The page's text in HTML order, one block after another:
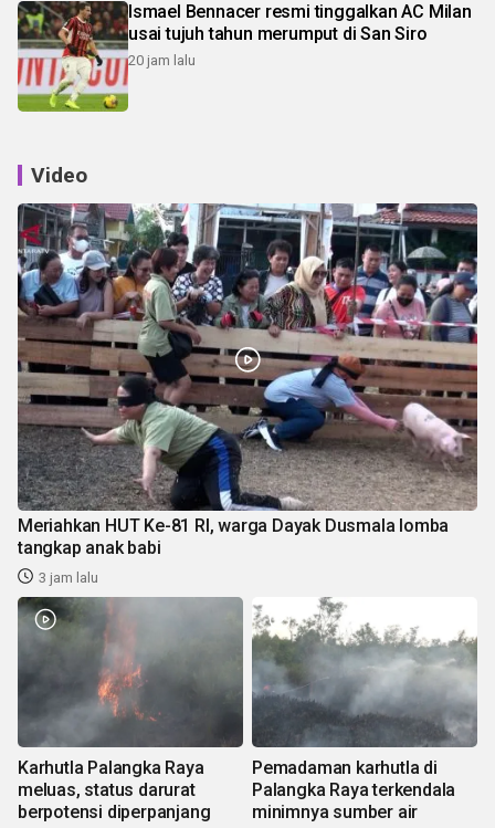
Ismael Bennacer resmi tinggalkan AC Milan
usai tujuh tahun merumput di San Siro
20 jam lalu
Video
Meriahkan HUT Ke-81 RI, warga Dayak Dusmala lomba
tangkap anak babi
3 jam lalu
Karhutla Palangka Raya
meluas, status darurat
berpotensi diperpanjang
Pemadaman karhutla di
Palangka Raya terkendala
minimnya sumber air